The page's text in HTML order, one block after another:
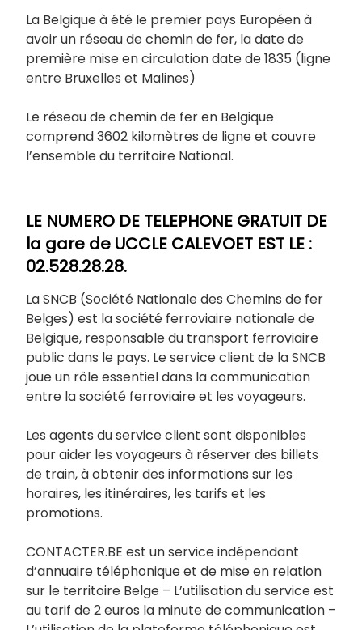
La Belgique à été le premier pays Européen à
avoir un réseau de chemin de fer, la date de
première mise en circulation date de 1835 (ligne
entre Bruxelles et Malines)
Le réseau de chemin de fer en Belgique
comprend 3602 kilomètres de ligne et couvre
l’ensemble du territoire National.
LE NUMERO DE TELEPHONE GRATUIT DE
la gare de UCCLE CALEVOET EST LE :
02.528.28.28.
La SNCB (Société Nationale des Chemins de fer
Belges) est la société ferroviaire nationale de
Belgique, responsable du transport ferroviaire
public dans le pays. Le service client de la SNCB
joue un rôle essentiel dans la communication
entre la société ferroviaire et les voyageurs.
Les agents du service client sont disponibles
pour aider les voyageurs à réserver des billets
de train, à obtenir des informations sur les
horaires, les itinéraires, les tarifs et les
promotions.
CONTACTER.BE est un service indépendant
d’annuaire téléphonique et de mise en relation
sur le territoire Belge – L’utilisation du service est
au tarif de 2 euros la minute de communication –